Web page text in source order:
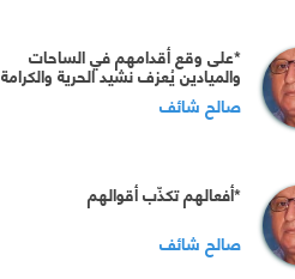
*على وقع أقدامهم في الساحات
والميادين يُعزف نشيد الحرية والكرامة
صالح شائف
*أفعالهم تكذّب أقوالهم
صالح شائف